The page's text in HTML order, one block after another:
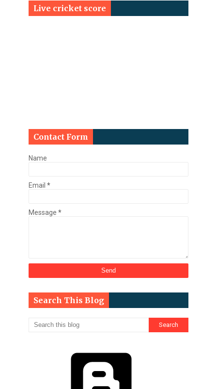
Live cricket score
Contact Form
Name
Email *
Message *
Search This Blog